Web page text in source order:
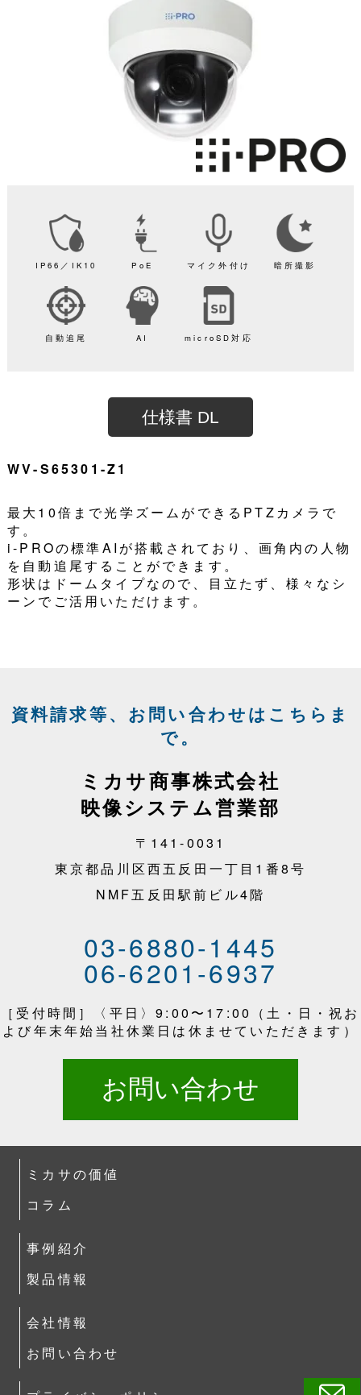
IP66／IK10 PoE マイク外付け 暗所撮影
自動追尾 AI microSD対応
仕様書 DL
WV-S65301-Z1
最大10倍まで光学ズームができるPTZカメラで
す。
i-PROの標準AIが搭載されており、画角内の人物
を自動追尾することができます。
形状はドームタイプなので、目立たず、様々なシ
ーンでご活用いただけます。
資料請求等、お問い合わせはこちらま
で。
ミカサ商事株式会社
映像システム営業部
〒141-0031
東京都品川区西五反田一丁目1番8号
NMF五反田駅前ビル4階
03-6880-1445
06-6201-6937
［受付時間］〈平日〉9:00〜17:00（土・日・祝お
よび年末年始当社休業日は休ませていただきます）
お問い合わせ
ミカサの価値
コラム
事例紹介
製品情報
会社情報
お問い合わせ